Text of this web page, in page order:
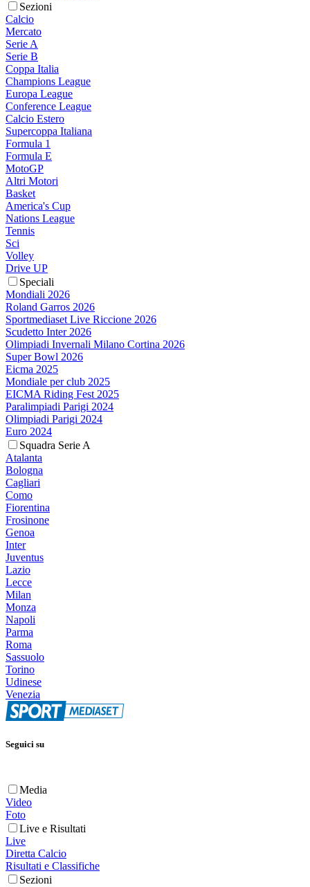
Sezioni
Calcio
Mercato
Serie A
Serie B
Coppa Italia
Champions League
Europa League
Conference League
Calcio Estero
Supercoppa Italiana
Formula 1
Formula E
MotoGP
Altri Motori
Basket
America's Cup
Nations League
Tennis
Sci
Volley
Drive UP
Speciali
Mondiali 2026
Roland Garros 2026
Sportmediaset Live Riccione 2026
Scudetto Inter 2026
Olimpiadi Invernali Milano Cortina 2026
Super Bowl 2026
Eicma 2025
Mondiale per club 2025
EICMA Riding Fest 2025
Paralimpiadi Parigi 2024
Olimpiadi Parigi 2024
Euro 2024
Squadra Serie A
Atalanta
Bologna
Cagliari
Como
Fiorentina
Frosinone
Genoa
Inter
Juventus
Lazio
Lecce
Milan
Monza
Napoli
Parma
Roma
Sassuolo
Torino
Udinese
Venezia
Seguici su
Media
Video
Foto
Live e Risultati
Live
Diretta Calcio
Risultati e Classifiche
Sezioni